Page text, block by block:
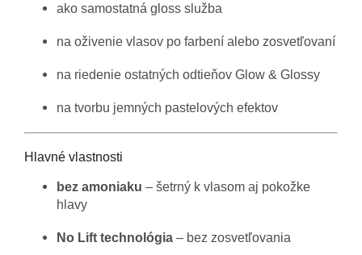
ako samostatná gloss služba
na oživenie vlasov po farbení alebo zosvetľovaní
na riedenie ostatných odtieňov Glow & Glossy
na tvorbu jemných pastelových efektov
Hlavné vlastnosti
bez amoniaku – šetrný k vlasom aj pokožke
hlavy
No Lift technológia – bez zosvetľovania